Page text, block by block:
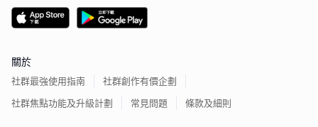
關於
社群最強使用指南
社群創作有價企劃
社群焦點功能及升級計劃
常見問題 條款及細則